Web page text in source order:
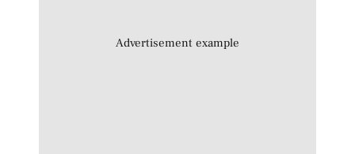
Advertisement example